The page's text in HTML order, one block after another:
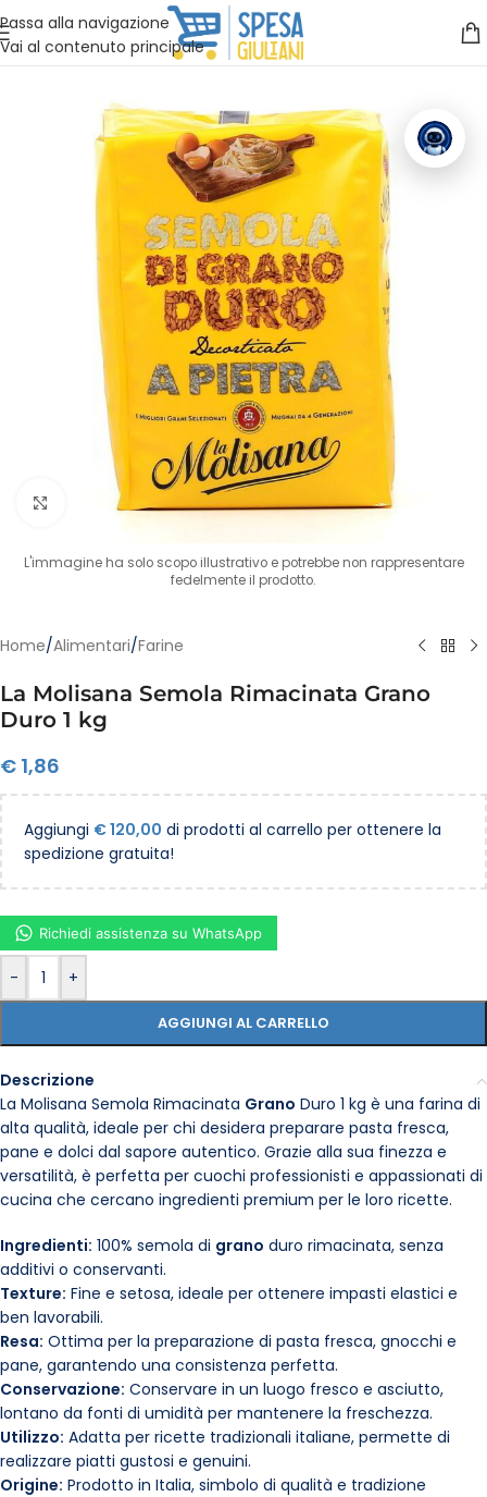
Passa alla navigazione
Vai al contenuto principale
Vuoi assistenza?Clicca qui e ti richiamiamo noi
Clicca per ingrandire
L'immagine ha solo scopo illustrativo e potrebbe non rappresentare
fedelmente il prodotto.
Home/Alimentari/Farine
La Molisana Semola Rimacinata Grano
Duro 1 kg
€ 1,86
Aggiungi €120,00 di prodotti al carrello per ottenere la
spedizione gratuita!
- +
AGGIUNGI AL CARRELLO
Richiedi assistenza su WhatsApp
Descrizione
La Molisana Semola Rimacinata Grano Duro 1 kg è una farina di
alta qualità, ideale per chi desidera preparare pasta fresca,
pane e dolci dal sapore autentico. Grazie alla sua finezza e
versatilità, è perfetta per cuochi professionisti e appassionati di
cucina che cercano ingredienti premium per le loro ricette.
Ingredienti: 100% semola di grano duro rimacinata, senza
additivi o conservanti.
Texture: Fine e setosa, ideale per ottenere impasti elastici e
ben lavorabili.
Resa: Ottima per la preparazione di pasta fresca, gnocchi e
pane, garantendo una consistenza perfetta.
Conservazione: Conservare in un luogo fresco e asciutto,
lontano da fonti di umidità per mantenere la freschezza.
Utilizzo: Adatta per ricette tradizionali italiane, permette di
realizzare piatti gustosi e genuini.
Origine: Prodotto in Italia, simbolo di qualità e tradizione